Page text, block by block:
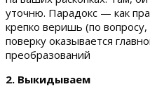
уточню. Парадокс — как
крепко веришь (по
поверку оказывается
преобразований
2. Выкидываем